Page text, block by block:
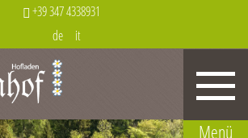
+39 347 4338931
de
it